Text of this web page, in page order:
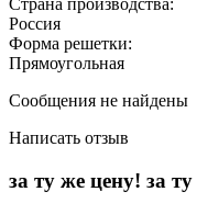
Страна производства:
Россия
Форма решетки:
Прямоугольная
Сообщения не найдены
Написать отзыв
за ту же цену! за